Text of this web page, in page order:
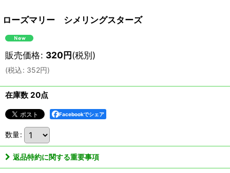
ローズマリー シメリングスターズ
販売価格: 320円(税別)
(税込: 352円)
在庫数 20点
Facebookでシェア
数量:
返品特約に関する重要事項